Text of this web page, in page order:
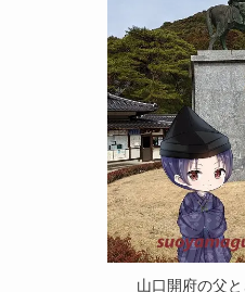
山口開府の父